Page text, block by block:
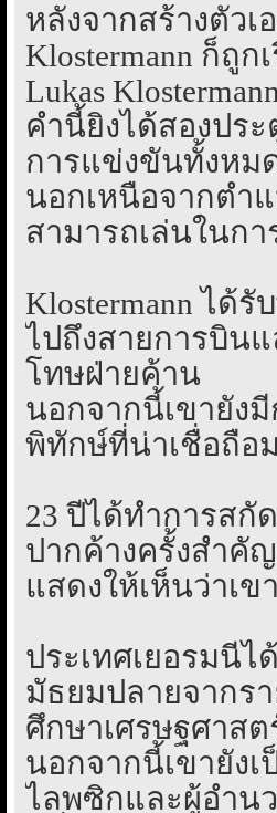
หลังจากสร้างตัว
Klostermann ก็ถู
Lukas
คำนี้ยิงได้สองปร
การแข่งขันทั้งหม
นอกเหนือจากตำแ
สามารถเล่นในก
Klostermann ได้
ไปถึงสายการบิน
โทษฝ่ายค้าน
นอกจากนี้เขายัง
พิทักษ์ที่น่าเชื่อถือ
23 ปีได้ทำการสกั
ปากค้างครั้งสำคั
แสดงให้เห็นว่าเ
ประเทศเยอรมนี
มัธยมปลายจากร
ศึกษาเศรษฐศาส
นอกจากนี้เขายัง
ไลพซิกและผู้อำน